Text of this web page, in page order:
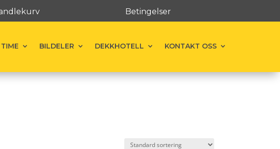
Betingelser
BILDELER DEKKHOTELL KONTAKT OSS